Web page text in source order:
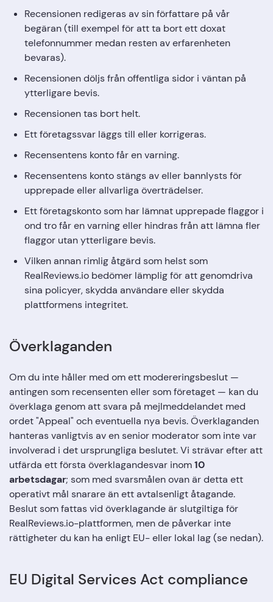
Recensionen redigeras av sin författare på vår
begäran (till exempel för att ta bort ett doxat
telefonnummer medan resten av erfarenheten
bevaras).
Recensionen döljs från offentliga sidor i väntan på
ytterligare bevis.
Recensionen tas bort helt.
Ett företagssvar läggs till eller korrigeras.
Recensentens konto får en varning.
Recensentens konto stängs av eller bannlysts för
upprepade eller allvarliga överträdelser.
Ett företagskonto som har lämnat upprepade flaggor i
ond tro får en varning eller hindras från att lämna fler
flaggor utan ytterligare bevis.
Vilken annan rimlig åtgärd som helst som
RealReviews.io bedömer lämplig för att genomdriva
sina policyer, skydda användare eller skydda
plattformens integritet.
Överklaganden
Om du inte håller med om ett modereringsbeslut —
antingen som recensenten eller som företaget — kan du
överklaga genom att svara på mejlmeddelandet med
ordet "Appeal" och eventuella nya bevis. Överklaganden
hanteras vanligtvis av en senior moderator som inte var
involverad i det ursprungliga beslutet. Vi strävar efter att
utfärda ett första överklagandesvar inom10
arbetsdagar; som med svarsmålen ovan är detta ett
operativt mål snarare än ett avtalsenligt åtagande.
Beslut som fattas vid överklagande är slutgiltiga för
RealReviews.io-plattformen, men de påverkar inte
rättigheter du kan ha enligt EU- eller lokal lag (se nedan).
EU Digital Services Act compliance